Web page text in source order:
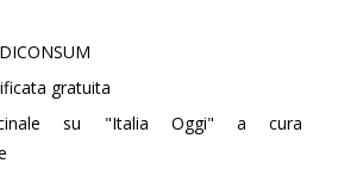
gratuita
su "Italia Oggi" a cura